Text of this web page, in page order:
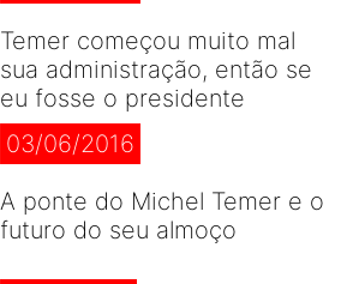
Temer começou muito mal
sua administração, então se
eu fosse o presidente
03/06/2016
A ponte do Michel Temer e o
futuro do seu almoço